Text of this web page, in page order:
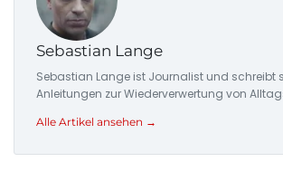
Sebastian Lange
Sebastian Lange ist Journalist und schreibt
Anleitungen zur Wiederverwertung von
Alle Artikel ansehen →